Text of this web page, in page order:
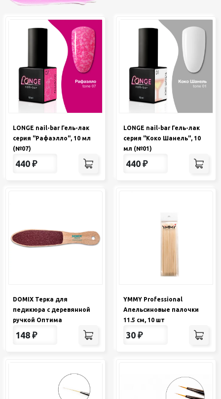
LONGE nail-bar Гель-лак
серия "Рафаэлло", 10 мл
(№07)
440 ₽
LONGE nail-bar Гель-лак
серия "Коко Шанель", 10
мл (№01)
440 ₽
DOMIX Терка для
педикюра с деревянной
ручкой Оптима
148 ₽
YMMY Professional
Апельсиновые палочки
11.5 см, 10 шт
30 ₽